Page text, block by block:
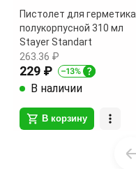
Пистолет для герметика
полукорпусной 310 мл
Stayer Standart
263.36 ₽
229 ₽
В наличии
В корзину